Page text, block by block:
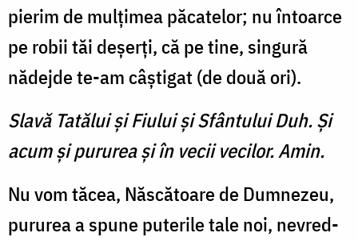
pierim de mulțimea păcatelor; nu întoarce
pe robii tăi de­șerți, că pe tine, singură
nădejde te-am câș­ti­gat (de două ori).
Slavă Tatălui şi Fiului şi Sfântului Duh. Şi
acum şi pururea şi în vecii vecilor. Amin.
Nu vom tăcea, Născătoare de Dum­nezeu,
pururea a spune puterile tale noi, nevred­